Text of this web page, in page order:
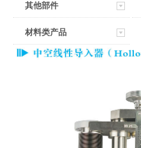
其他部件
材料类产品